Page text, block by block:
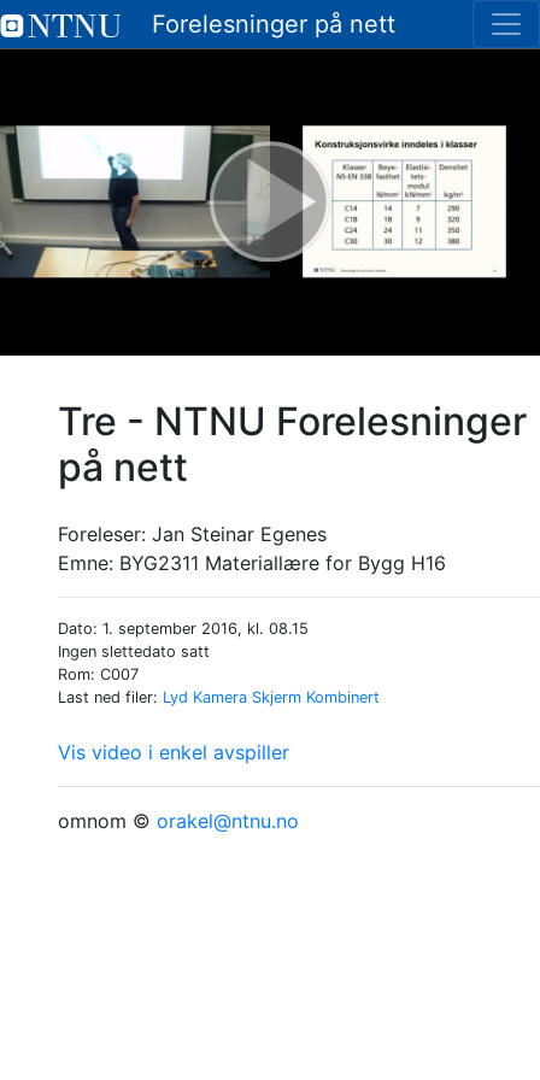
Forelesninger på nett
Tre - NTNU Forelesninger
på nett
Foreleser: Jan Steinar Egenes
Emne: BYG2311 Materiallære for Bygg H16
Dato: 1. september 2016, kl. 08.15
Ingen slettedato satt
Rom: C007
Last ned filer: Lyd Kamera Skjerm Kombinert
Vis video i enkel avspiller
omnom © orakel@ntnu.no